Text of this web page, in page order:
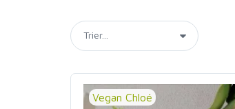
Vegan Chloé